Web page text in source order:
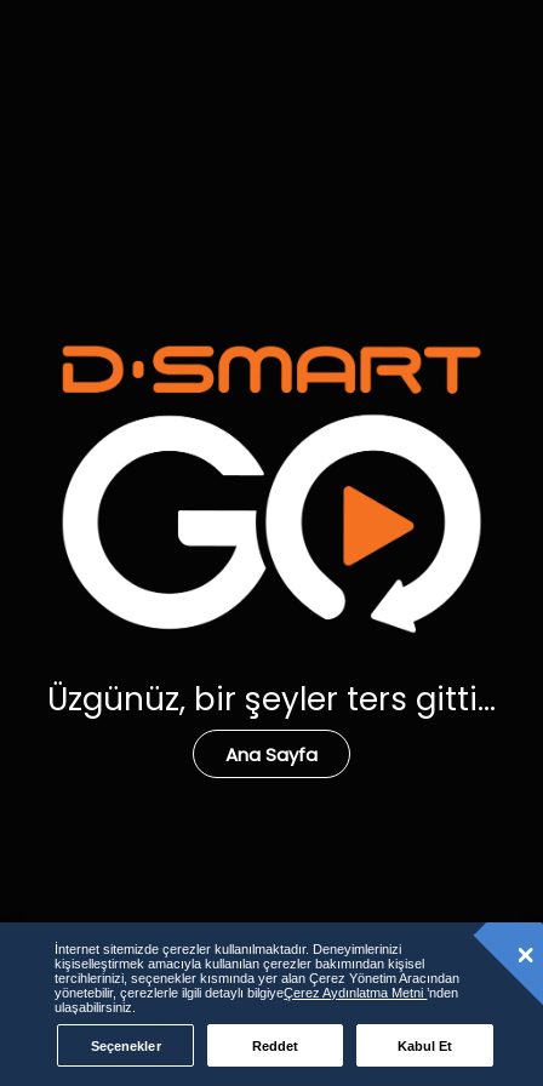
Üzgünüz, bir şeyler ters gitti...
Ana Sayfa
İnternet sitemizde çerezler kullanılmaktadır. Deneyimlerinizi
kişiselleştirmek amacıyla kullanılan çerezler bakımından kişisel
tercihlerinizi, seçenekler kısmında yer alan Çerez Yönetim Aracından
yönetebilir, çerezlerle ilgili detaylı bilgiyeÇerez Aydınlatma Metni’nden
ulaşabilirsiniz.
Seçenekler Reddet Kabul Et